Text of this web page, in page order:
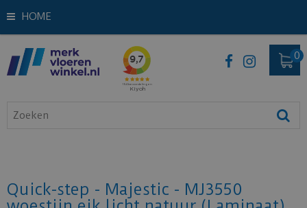
HOME
Quick-step - Majestic - MJ3550